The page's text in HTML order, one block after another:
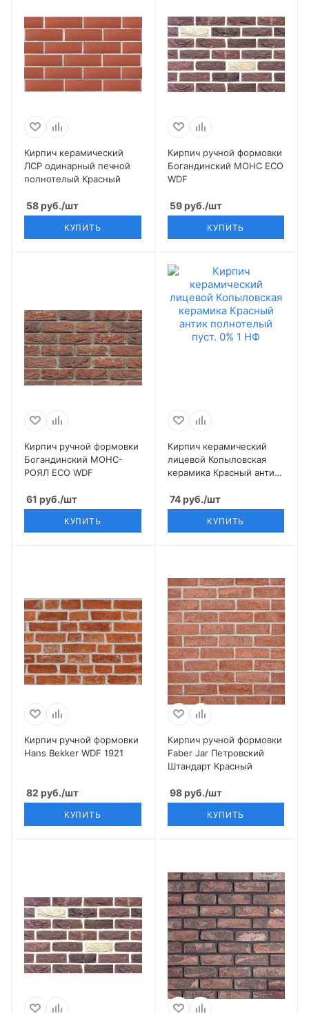
Кирпич керамический
ЛСР одинарный печной
полнотелый Красный
58руб./шт
КУПИТЬ
Кирпич ручной формовки
Богандинский МОНС ECO
WDF
59руб./шт
КУПИТЬ
Кирпич ручной формовки
Богандинский МОНС-
РОЯЛ ECO WDF
61 руб./шт
КУПИТЬ
Кирпич керамический
лицевой Копыловская
керамика Красный антик
НФ
74руб./шт
КУПИТЬ
Кирпич ручной формовки
Hans Bekker WDF 1921
82 руб./шт
КУПИТЬ
Кирпич ручной формовки
Faber Jar Петровский
Штандарт Красный
98руб./шт
КУПИТЬ